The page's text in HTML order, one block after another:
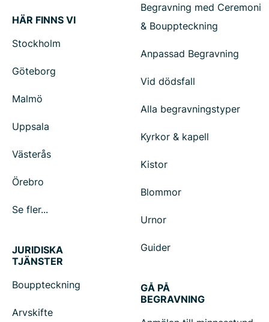
HÄR FINNS VI
Stockholm
Göteborg
Malmö
Uppsala
Västerås
Örebro
Se fler...
Begravning med Ceremoni
& Bouppteckning
Anpassad Begravning
Vid dödsfall
Alla begravningstyper
Kyrkor & kapell
Kistor
Blommor
Urnor
Guider
JURIDISKA
TJÄNSTER
Bouppteckning
Arvskifte
GÅ PÅ
BEGRAVNING